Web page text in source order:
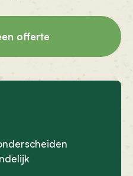
offerte